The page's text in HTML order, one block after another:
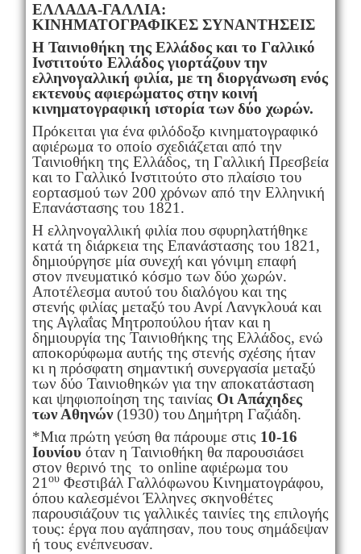
ΕΛΛΑΔΑ-ΓΑΛΛΙΑ:
ΚΙΝΗΜΑΤΟΓΡΑΦΙΚΕΣ ΣΥΝΑΝΤΗΣΕΙΣ
Η Ταινιοθήκη της Ελλάδος και το Γαλλικό
Ινστιτούτο Ελλάδος γιορτάζουν την
ελληνογαλλική φιλία, με τη διοργάνωση ενός
εκτενούς αφιερώματος στην κοινή
κινηματογραφική ιστορία των δύο χωρών.
Πρόκειται για ένα φιλόδοξο κινηματογραφικό
αφιέρωμα το οποίο σχεδιάζεται από την
Ταινιοθήκη της Ελλάδος, τη Γαλλική Πρεσβεία
και το Γαλλικό Ινστιτούτο στο πλαίσιο του
εορτασμού των 200 χρόνων από την Ελληνική
Επανάστασης του 1821.
Η ελληνογαλλική φιλία που σφυρηλατήθηκε
κατά τη διάρκεια της Επανάστασης του 1821,
δημιούργησε μία συνεχή και γόνιμη επαφή
στον πνευματικό κόσμο των δύο χωρών.
Αποτέλεσμα αυτού του διαλόγου και της
στενής φιλίας μεταξύ του Ανρί Λανγκλουά και
της Αγλαΐας Μητροπούλου ήταν και η
δημιουργία της Ταινιοθήκης της Ελλάδος, ενώ
αποκορύφωμα αυτής της στενής σχέσης ήταν
κι η πρόσφατη σημαντική συνεργασία μεταξύ
των δύο Ταινιοθηκών για την αποκατάσταση
και ψηφιοποίηση της ταινίας Οι Απάχηδες
των Αθηνών(1930) του Δημήτρη Γαζιάδη.
*Μια πρώτη γεύση θα πάρουμε στις 10-16
Ιουνίουόταν η Ταινιοθήκη θα παρουσιάσει
στον θερινό της το online αφιέρωμα του
21ουΦεστιβάλ Γαλλόφωνου Κινηματογράφου,
όπου καλεσμένοι Έλληνες σκηνοθέτες
παρουσιάζουν τις γαλλικές ταινίες της επιλογής
τους: έργα που αγάπησαν, που τους σημάδεψαν
ή τους ενέπνευσαν.